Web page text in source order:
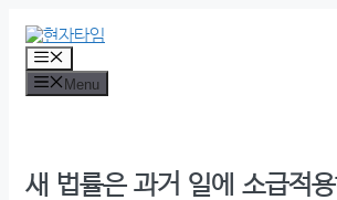
contentMenu
Menu
새 법률은 과거 일에 소급적